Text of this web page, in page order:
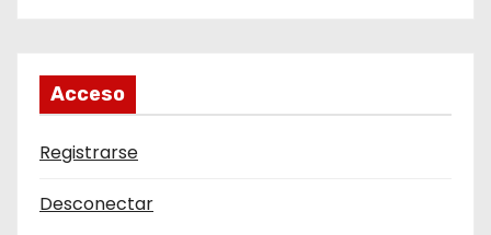
Acceso
Registrarse
Desconectar